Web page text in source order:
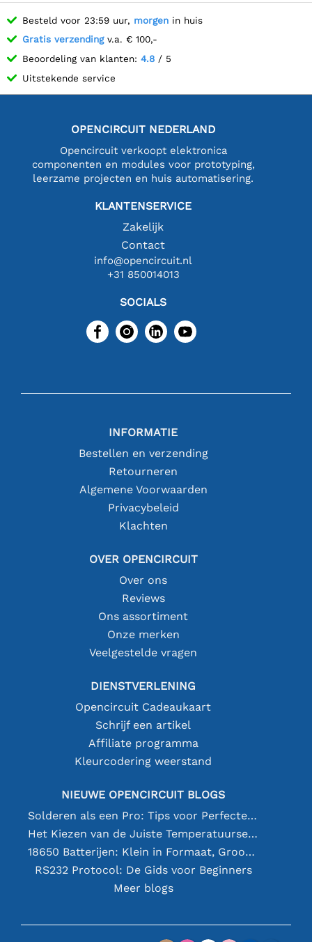
Besteld voor 23:59 uur, morgen in huis
Gratis verzendingv.a. € 100,-
Beoordeling van klanten: 4.8 / 5
Uitstekende service
OPENCIRCUIT NEDERLAND
Opencircuit verkoopt elektronica
componenten en modules voor prototyping,
leerzame projecten en huis automatisering.
KLANTENSERVICE
Zakelijk
Contact
info@opencircuit.nl
+31 850014013
SOCIALS
INFORMATIE
Bestellen en verzending
Retourneren
Algemene Voorwaarden
Privacybeleid
Klachten
OVER OPENCIRCUIT
Over ons
Reviews
Ons assortiment
Onze merken
Veelgestelde vragen
DIENSTVERLENING
Opencircuit Cadeaukaart
Schrijf een artikel
Affiliate programma
Kleurcodering weerstand
NIEUWE OPENCIRCUIT BLOGS
Solderen als een Pro: Tips voor Perfecte Elektronische Verbindingen
Het Kiezen van de Juiste Temperatuursensor [youtube]
18650 Batterijen: Klein in Formaat, Groot in Prestatie
RS232 Protocol: De Gids voor Beginners
Meer blogs